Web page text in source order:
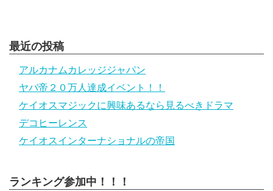
最近の投稿
アルカナムカレッジジャパン
ヤバ帝２０万人達成イベント！！
ケイオスマジックに興味あるなら見るべきドラマ
デコヒーレンス
ケイオスインターナショナルの帝国
ランキング参加中！！！